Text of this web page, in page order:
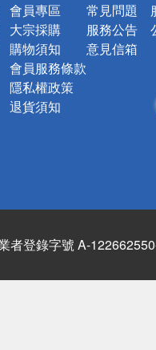
會員專區
大宗採購
購物須知
會員服務條款
隱私權政策
退貨須知
常見問題
服務公告
意見信箱
者登錄字號 A-